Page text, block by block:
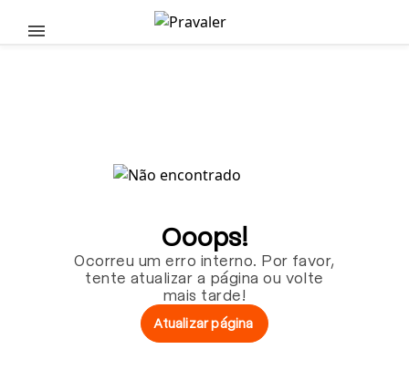
Pular para o conteúdo principal
Ooops!
Ocorreu um erro interno. Por favor,
tente atualizar a página ou volte
mais tarde!
Atualizar página